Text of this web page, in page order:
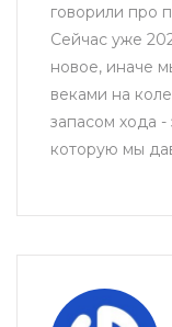
говорили про
Сейчас уже
новое, иначе
веками на
запасом хода
которую мы